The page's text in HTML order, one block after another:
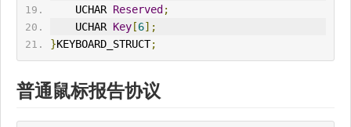
    UCHAR
Reserved ;
    UCHAR
Key[6];
}KEYBOARD_STRUCT;
普通鼠标报告协议